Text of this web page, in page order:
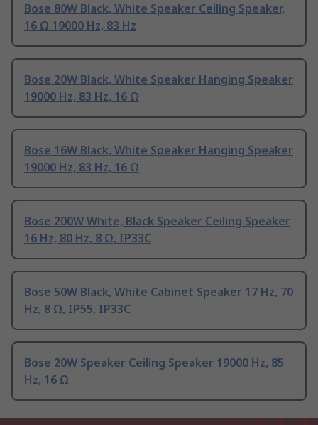
Bose 80W Black, White Speaker Ceiling Speaker,
16 Ω 19000 Hz, 83 Hz
Bose 20W Black, White Speaker Hanging Speaker
19000 Hz, 83 Hz, 16 Ω
Bose 16W Black, White Speaker Hanging Speaker
19000 Hz, 83 Hz, 16 Ω
Bose 200W White, Black Speaker Ceiling Speaker
16 Hz, 80 Hz, 8 Ω, IP33C
Bose 50W Black, White Cabinet Speaker 17 Hz, 70
Hz, 8 Ω, IP55, IP33C
Bose 20W Speaker Ceiling Speaker 19000 Hz, 85
Hz, 16 Ω